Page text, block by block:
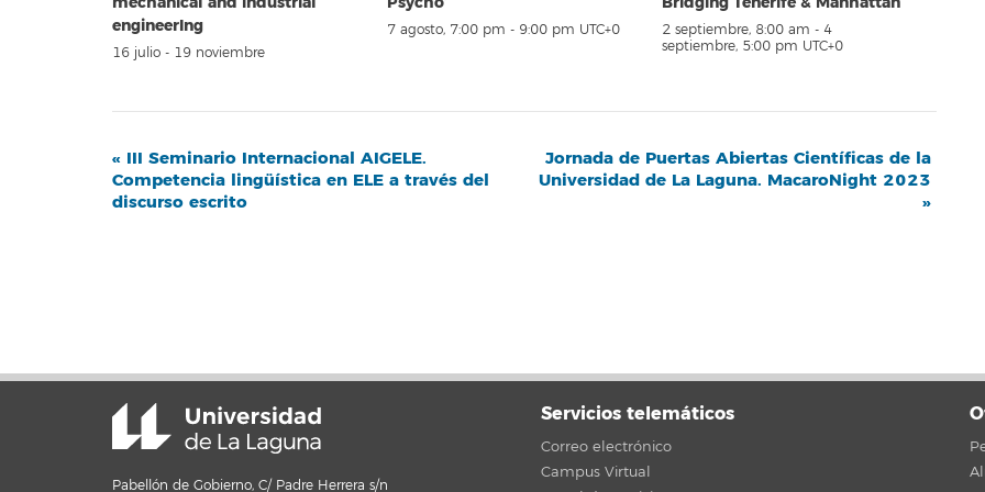
engineerIng
16 julio - 19 noviembre
7 agosto, 7:00 pm - 9:00 pm UTC+0 2 septiembre, 8:00 am - 4
septiembre, 5:00 pm UTC+0
Navegación
del
« III Seminario Internacional AIGELE.
Competencia lingüística en ELE a través del
discurso escrito
Jornada de Puertas Abiertas Científicas de la
Universidad de La Laguna. MacaroNight 2023
»
Pabellón de Gobierno, C/ Padre Herrera s/n
Servicios telemáticos
Correo electrónico
Campus Virtual